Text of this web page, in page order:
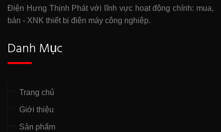
Điện Hưng Thịnh Phát với lĩnh vực hoạt động chính: mua,
bán - XNK thiết bị điện máy công nghiệp.
Danh Mục
Trang chủ
Giới thiệu
Sản phẩm